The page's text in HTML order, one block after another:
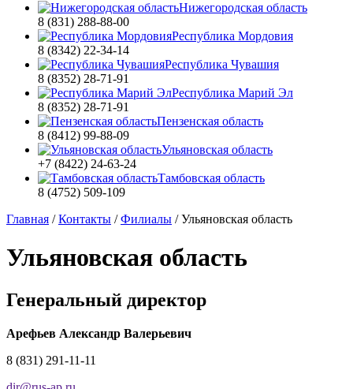
Нижегородская область
8 (831) 288-88-00
Республика Мордовия
8 (8342) 22-34-14
Республика Чувашия
8 (8352) 28-71-91
Республика Марий Эл
8 (8352) 28-71-91
Пензенская область
8 (8412) 99-88-09
Ульяновская область
+7 (8422) 24-63-24
Тамбовская область
8 (4752) 509-109
Главная /Контакты /Филиалы /Ульяновская область
Ульяновская область
Генеральный директор
Арефьев Александр Валерьевич
8 (831) 291-11-11